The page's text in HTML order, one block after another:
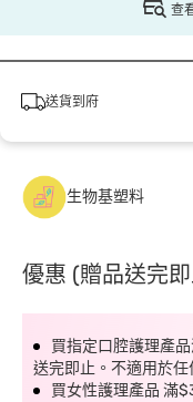
查
送貨到府
生物基塑料
優惠 (贈品送完
買指定口腔護理產
送完即止。不適用於
買女性護理產品 滿